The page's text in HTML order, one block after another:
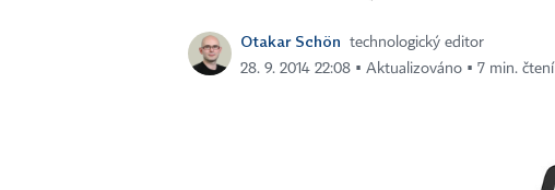
Otakar Schön
technologický editor
28. 9. 2014 22:08 ▪ Aktualizováno ▪ 7 min. čtení